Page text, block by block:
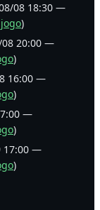
08/08 18:30 —
)
08 20:00 —
)
16:00 —
)
—
)
17:00 —
)